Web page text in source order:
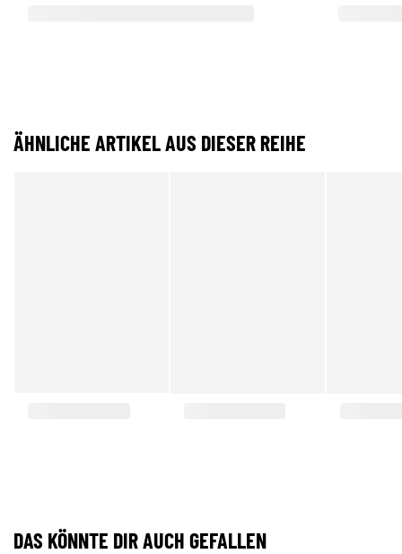
ÄHNLICHE ARTIKEL AUS DIESER REIHE
DAS KÖNNTE DIR AUCH GEFALLEN